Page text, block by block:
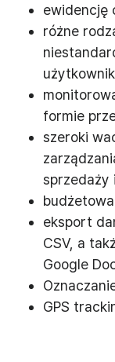
ewidencję
różne
formie
szeroki
sprzedaży
eksport
CSV, a
Google
GPS